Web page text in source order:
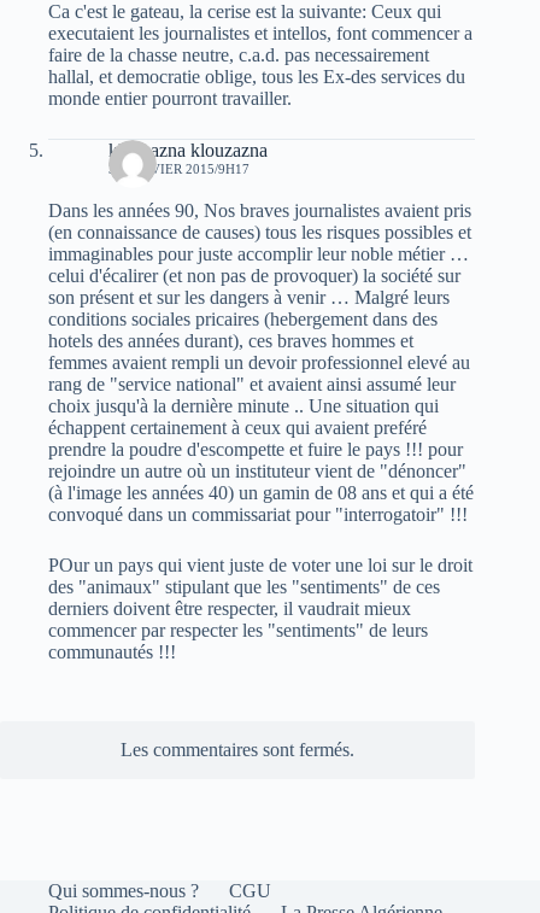
Ca c'est le gateau, la cerise est la suivante: Ceux qui
executaient les journalistes et intellos, font commencer a
faire de la chasse neutre, c.a.d. pas necessairement
hallal, et democratie oblige, tous les Ex-des services du
monde entier pourront travailler.
klouzazna klouzazna
30 JANVIER 2015/9H17
Dans les années 90, Nos braves journalistes avaient pris
(en connaissance de causes) tous les risques possibles et
immaginables pour juste accomplir leur noble métier …
celui d'écalirer (et non pas de provoquer) la société sur
son présent et sur les dangers à venir … Malgré leurs
conditions sociales pricaires (hebergement dans des
hotels des années durant), ces braves hommes et
femmes avaient rempli un devoir professionnel elevé au
rang de "service national" et avaient ainsi assumé leur
choix jusqu'à la dernière minute .. Une situation qui
échappent certainement à ceux qui avaient preféré
prendre la poudre d'escompette et fuire le pays !!! pour
rejoindre un autre où un instituteur vient de "dénoncer"
(à l'image les années 40) un gamin de 08 ans et qui a été
convoqué dans un commissariat pour "interrogatoir" !!!
POur un pays qui vient juste de voter une loi sur le droit
des "animaux" stipulant que les "sentiments" de ces
derniers doivent être respecter, il vaudrait mieux
commencer par respecter les "sentiments" de leurs
communautés !!!
Les commentaires sont fermés.
Qui sommes-nous ?
CGU